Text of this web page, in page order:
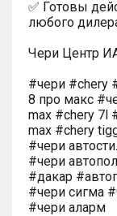
✅ Готовы
любого
Чери Центр
#чери #chery
8 про макс
max #chery 7l
max #chery
#чери
#чери
#дакар
#чери сигма
#чери аларм